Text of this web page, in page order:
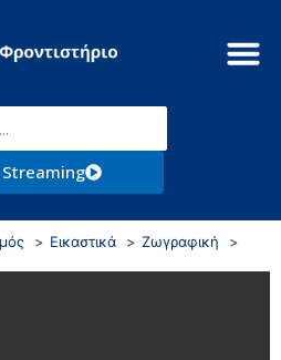
Εικαστικά
Ζωγραφική